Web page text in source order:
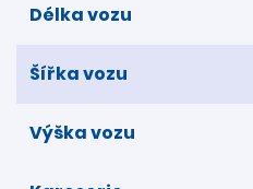
Délka vozu
Šířka vozu
Výška vozu